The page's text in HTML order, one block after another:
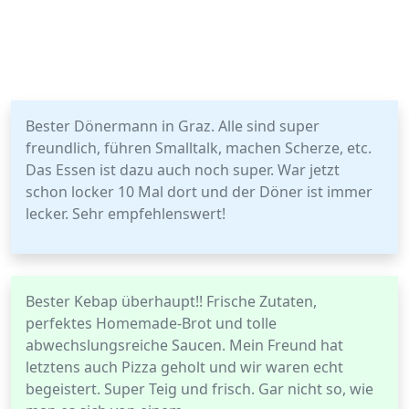
Bester Dönermann in Graz. Alle sind super
freundlich, führen Smalltalk, machen Scherze, etc.
Das Essen ist dazu auch noch super. War jetzt
schon locker 10 Mal dort und der Döner ist immer
lecker. Sehr empfehlenswert!
Bester Kebap überhaupt!! Frische Zutaten,
perfektes Homemade-Brot und tolle
abwechslungsreiche Saucen. Mein Freund hat
letztens auch Pizza geholt und wir waren echt
begeistert. Super Teig und frisch. Gar nicht so, wie